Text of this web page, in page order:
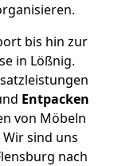
bis hin zur
in Lößnig.
Entpacken
von Möbeln
sind uns
nach